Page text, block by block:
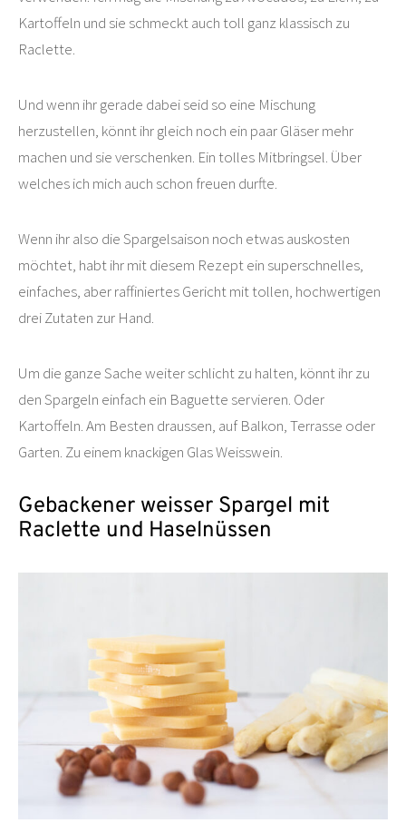
Kartoffeln und sie schmeckt auch toll ganz klassisch zu
Raclette.
Und wenn ihr gerade dabei seid so eine Mischung
herzustellen, könnt ihr gleich noch ein paar Gläser mehr
machen und sie verschenken. Ein tolles Mitbringsel. Über
welches ich mich auch schon freuen durfte.
Wenn ihr also die Spargelsaison noch etwas auskosten
möchtet, habt ihr mit diesem Rezept ein superschnelles,
einfaches, aber raffiniertes Gericht mit tollen, hochwertigen
drei Zutaten zur Hand.
Um die ganze Sache weiter schlicht zu halten, könnt ihr zu
den Spargeln einfach ein Baguette servieren. Oder
Kartoffeln. Am Besten draussen, auf Balkon, Terrasse oder
Garten. Zu einem knackigen Glas Weisswein.
Gebackener weisser Spargel mit
Raclette und Haselnüssen